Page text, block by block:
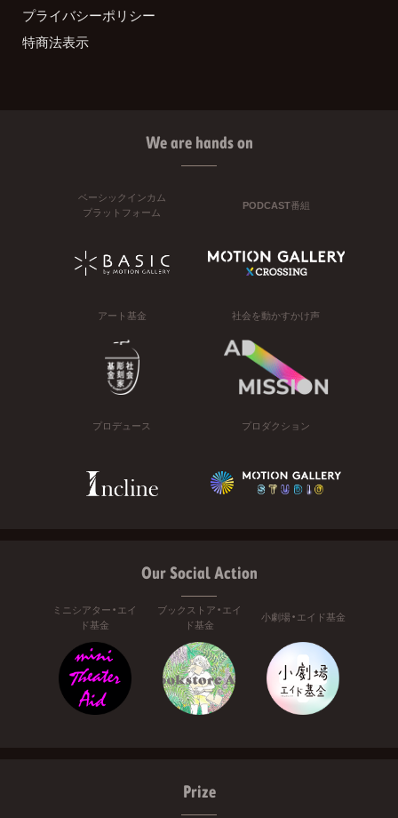
プライバシーポリシー
特商法表示
We are hands on
ベーシックインカム
プラットフォーム
PODCAST番組
アート基金 社会を動かすかけ声
プロデュース プロダクション
Our Social Action
ミニシアター・エイ
ド基金
ブックストア・エイ
ド基金
小劇場・エイド基金
Prize